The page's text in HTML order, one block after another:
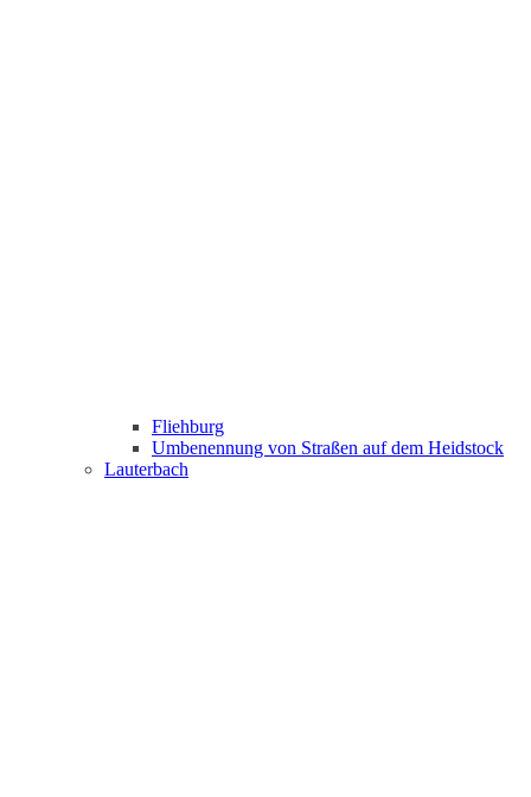
Fliehburg
Umbenennung von Straßen auf dem Heidstock
Lauterbach